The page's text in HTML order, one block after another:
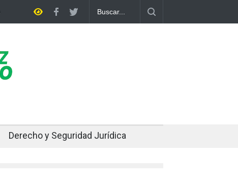
Cuando el oro y la plata se enfrían afuera, Bolivia siente el golpe en
Derecho y Seguridad Jurídica